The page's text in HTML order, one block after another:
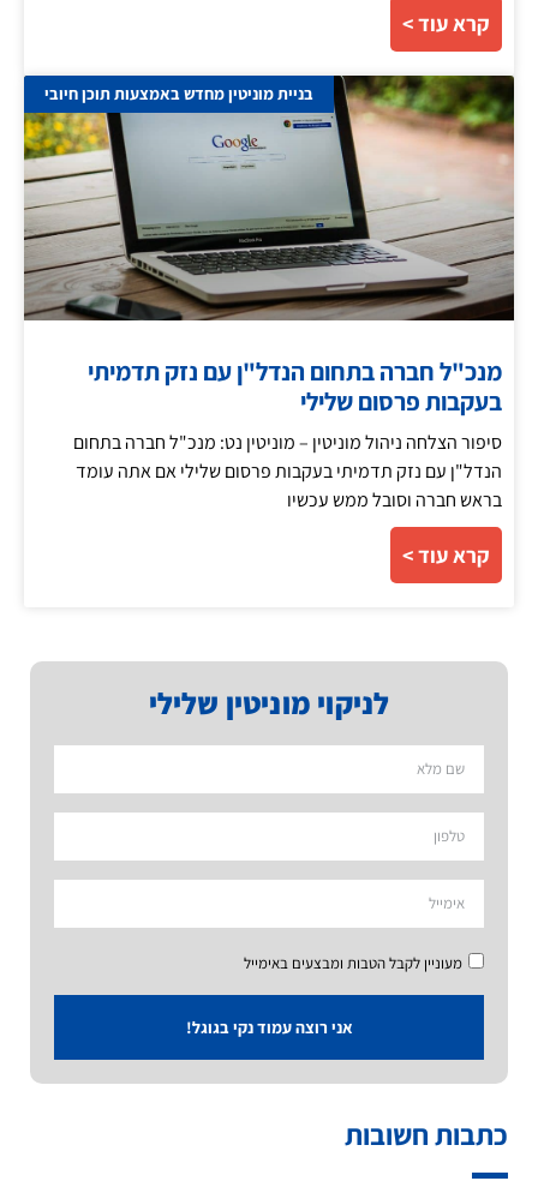
לניקוי מוניטין שלילי
מעוניין לקבל הטבות ומבצעים באימייל
אני רוצה עמוד נקי בגוגל!
כתבות חשובות
קרא עוד >
בניית מוניטין מחדש באמצעות תוכן חיובי
מנכ"ל חברה בתחום הנדל"ן עם נזק תדמיתי
בעקבות פרסום שלילי
סיפור הצלחה ניהול מוניטין – מוניטין נט: מנכ"ל חברה בתחום
הנדל"ן עם נזק תדמיתי בעקבות פרסום שלילי אם אתה עומד
בראש חברה וסובל ממש עכשיו
קרא עוד >